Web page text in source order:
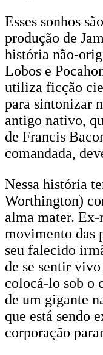
Esses sonhos
produção de
história não-
Lobos e
utiliza ficção
para sintonizar
antigo nativo,
de Francis
comandada,
Nessa história
Worthington)
alma mater.
movimento das
seu falecido
de se sentir
colocá-lo sob o
de um gigante
que está sendo
corporação